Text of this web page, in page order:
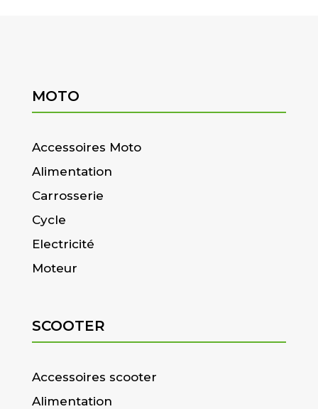
MOTO
Accessoires Moto
Alimentation
Carrosserie
Cycle
Electricité
Moteur
SCOOTER
Accessoires scooter
Alimentation